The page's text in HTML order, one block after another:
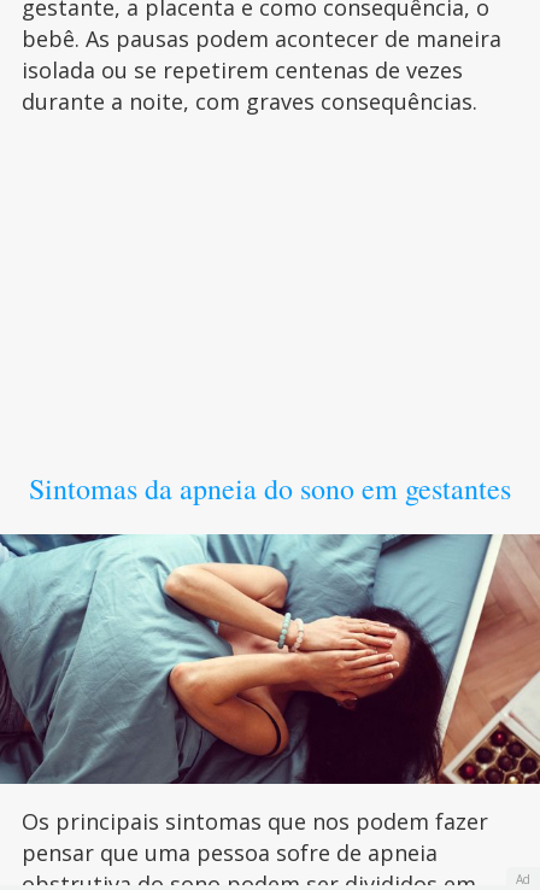
gestante, a placenta e como consequência, o
bebê. As pausas podem acontecer de maneira
isolada ou se repetirem centenas de vezes
durante a noite, com graves consequências.
Sintomas da apneia do sono em gestantes
Os principais sintomas que nos podem fazer
pensar que uma pessoa sofre de apneia
obstrutiva do sono podem ser divididos em
Ad